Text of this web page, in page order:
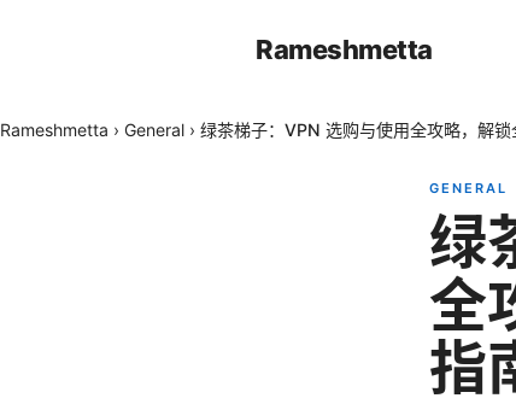
Rameshmetta
Rameshmetta › General › 绿茶梯子：VPN 选购与使用全攻略，解
GENERAL
绿
全
指